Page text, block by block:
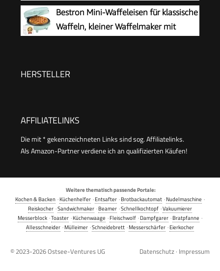
Herzwaffeleisen mit Backampel &
Antihaftbeschichtung, ideal für
Kindergeburtstage, Ostern & Weihnachten,
Bestron Mini-Waffeleisen für klassische
Waffeln, kleiner Waffelmaker mit
Weihnachten, Retro Design, 550 Watt, Farbe:
HERSTELLER
AFFILIATELINKS
Die mit * gekennzeichneten Links sind sog. Affiliatelinks.
Als Amazon-Partner verdiene ich an qualifizierten Käufen!
Weitere thematisch passende Portale:
Kochen & Backen ·Küchenhelfer ·Entsafter ·Brotbackautomat ·Nudelmaschine ·
Reiskocher ·Sandwichmaker ·Beamer ·Schnellkochtopf ·Vakuumierer
Messerblock ·Toaster ·Küchenwaage ·Fleischwolf ·Dampfgarer ·Bratpfanne ·
Allesschneider ·Mülleimer ·Schneidebrett ·Messerschärfer ·Eierkocher
© 2023-2026Ostsee-Ventures UG Datenschutz · Impressum